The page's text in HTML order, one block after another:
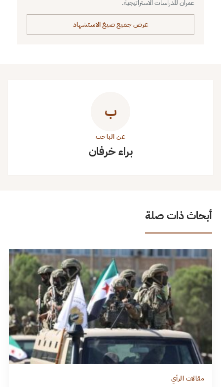
عمران للدراسات الاستراتيجية.
عرض جميع صيغ الاستشهاد
ب
عن الباحث
براء خرفان
أبحاث ذات صلة
مقالات الرأي